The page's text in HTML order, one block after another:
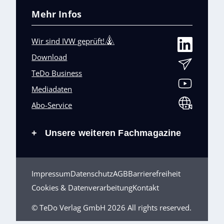
Mehr Infos
Wir sind IVW geprüft!
Download
TeDo Business
Mediadaten
Abo-Service
+ Unsere weiteren Fachmagazine
ImpressumDatenschutzAGBBarrierefreiheit
Cookies & DatenverarbeitungKontakt
© TeDo Verlag GmbH 2026 All rights reserved.